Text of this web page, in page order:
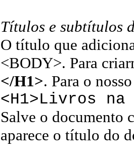
Títulos e subtítulos
O título que
<BODY>. Para
</H1>. Para o
<H1>Livros na
Salve o documento
aparece o título do